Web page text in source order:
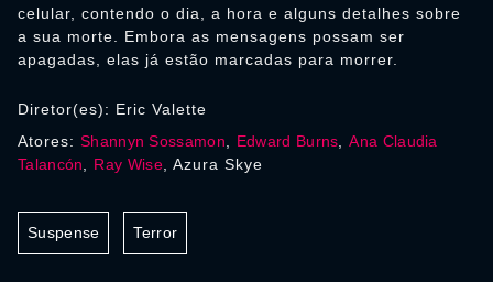
celular, contendo o dia, a hora e alguns detalhes sobre
a sua morte. Embora as mensagens possam ser
apagadas, elas já estão marcadas para morrer.
Diretor(es): Eric Valette
Atores: Shannyn Sossamon Edward Burns ,Ana Claudia
Talancón
Ray Wise, Azura Skye
Suspense Terror